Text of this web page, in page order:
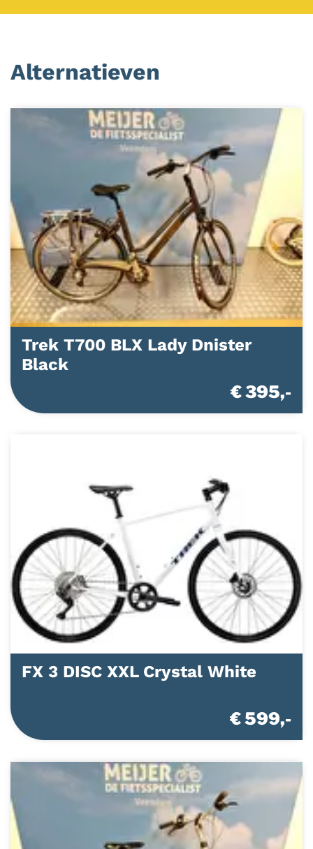
Alternatieven
Trek T700 BLX Lady Dnister
Black
€ 395,-
FX 3 DISC XXL Crystal White
€ 599,-